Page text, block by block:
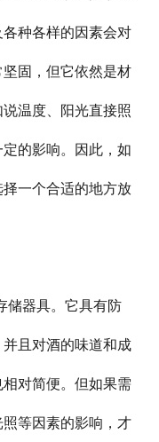
种各样的因素会对
固，但它依然是材
温度、阳光直接照
的影响。因此，如
一个合适的地方放
储器具。它具有防
且对酒的味道和成
对简便。但如果需
等因素的影响，才